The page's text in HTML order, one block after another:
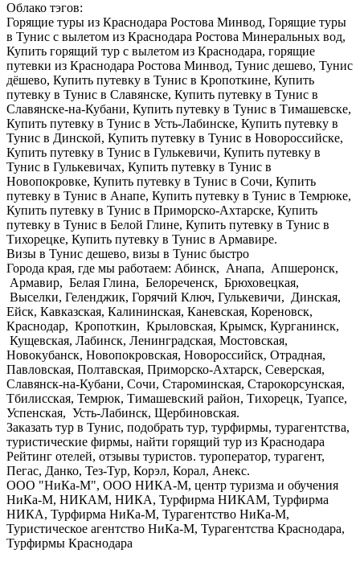
Облако тэгов:
Горящие туры из Краснодара Ростова Минвод, Горящие туры
в Тунис с вылетом из Краснодара Ростова Минеральных вод,
Купить горящий тур с вылетом из Краснодара, горящие
путевки из Краснодара Ростова Минвод, Тунис дешево, Тунис
дёшево, Купить путевку в Тунис в Кропоткине, Купить
путевку в Тунис в Славянске, Купить путевку в Тунис в
Славянске-на-Кубани, Купить путевку в Тунис в Тимашевске,
Купить путевку в Тунис в Усть-Лабинске, Купить путевку в
Тунис в Динской, Купить путевку в Тунис в Новороссийске,
Купить путевку в Тунис в Гулькевичи, Купить путевку в
Тунис в Гулькевичах, Купить путевку в Тунис в
Новопокровке, Купить путевку в Тунис в Сочи, Купить
путевку в Тунис в Анапе, Купить путевку в Тунис в Темрюке,
Купить путевку в Тунис в Приморско-Ахтарске, Купить
путевку в Тунис в Белой Глине, Купить путевку в Тунис в
Тихорецке, Купить путевку в Тунис в Армавире.
Визы в Тунис дешево, визы в Тунис быстро
Города края, где мы работаем: Абинск, Анапа, Апшеронск,
Армавир, Белая Глина, Белореченск, Брюховецкая,
Выселки, Геленджик, Горячий Ключ, Гулькевичи, Динская,
Ейск, Кавказская, Калининская, Каневская, Кореновск,
Краснодар, Кропоткин, Крыловская, Крымск, Курганинск,
Кущевская, Лабинск, Ленинградская, Мостовская,
Новокубанск, Новопокровская, Новороссийск, Отрадная,
Павловская, Полтавская, Приморско-Ахтарск, Северская,
Славянск-на-Кубани, Сочи, Староминская, Старокорсунская,
Тбилисская, Темрюк, Тимашевский район, Тихорецк, Туапсе,
Успенская, Усть-Лабинск, Щербиновская.
Заказать тур в Тунис, подобрать тур, турфирмы, турагентства,
туристические фирмы, найти горящий тур из Краснодара
Рейтинг отелей, отзывы туристов. туроператор, турагент,
Пегас, Данко, Тез-Тур, Корэл, Корал, Анекс.
ООО "НиКа-М", ООО НИКА-М, центр туризма и обучения
НиКа-М, НИКАМ, НИКА, Турфирма НИКАМ, Турфирма
НИКА, Турфирма НиКа-М, Турагентство НиКа-М,
Туристическое агентство НиКа-М, Турагентства Краснодара,
Турфирмы Краснодара